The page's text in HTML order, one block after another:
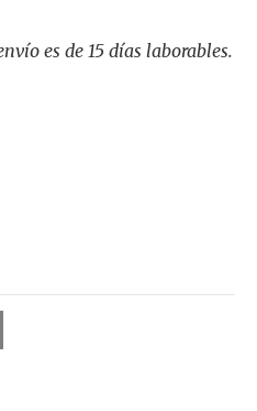
es de 15 días laborables.